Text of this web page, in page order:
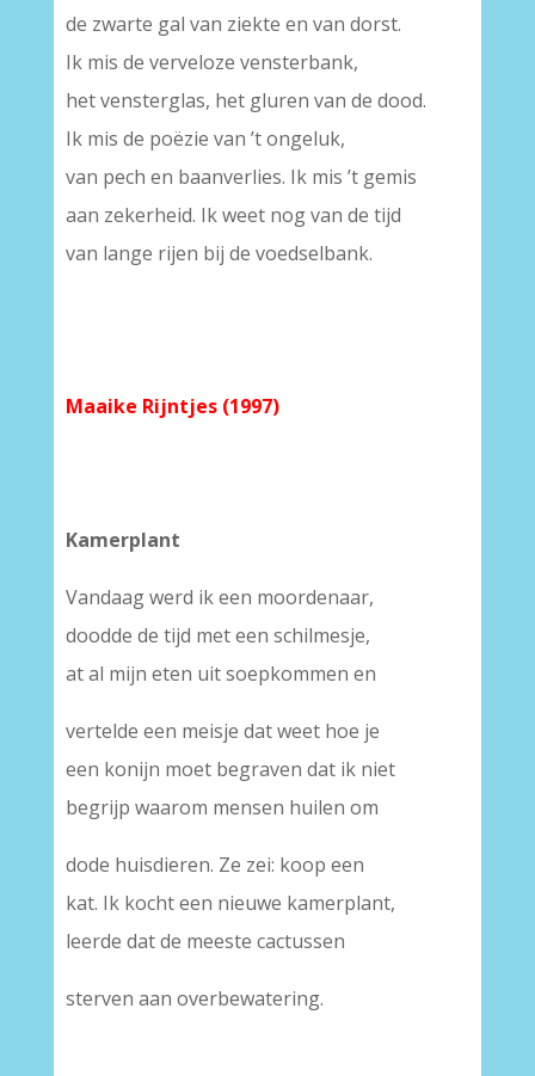
de zwarte gal van ziekte en van dorst.
Ik mis de verveloze vensterbank,
het vensterglas, het gluren van de dood.
Ik mis de poëzie van ’t ongeluk,
van pech en baanverlies. Ik mis ’t gemis
aan zekerheid. Ik weet nog van de tijd
van lange rijen bij de voedselbank.
Maaike Rijntjes (1997)
Kamerplant
Vandaag werd ik een moordenaar,
doodde de tijd met een schilmesje,
at al mijn eten uit soepkommen en
vertelde een meisje dat weet hoe je
een konijn moet begraven dat ik niet
begrijp waarom mensen huilen om
dode huisdieren. Ze zei: koop een
kat. Ik kocht een nieuwe kamerplant,
leerde dat de meeste cactussen
sterven aan overbewatering.